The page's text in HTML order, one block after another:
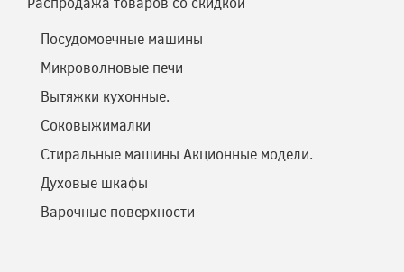
Посудомоечные машины
Микроволновые печи
Вытяжки кухонные.
Соковыжималки
Стиральные машины Акционные модели.
Духовые шкафы
Варочные поверхности